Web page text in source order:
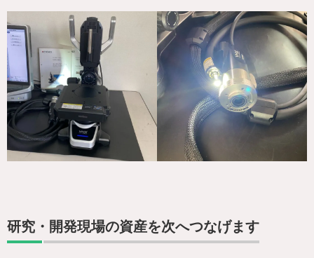
研究・開発現場の資産を次へつなげます